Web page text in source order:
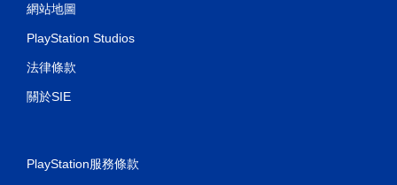
網站地圖
PlayStation Studios
法律條款
關於SIE
PlayStation服務條款